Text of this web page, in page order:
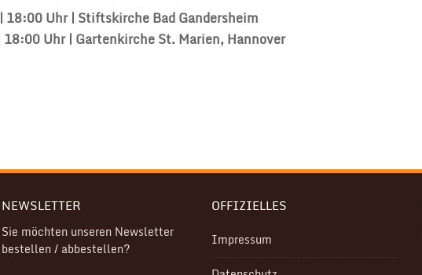
18:00 Uhr | Stiftskirche Bad Gandersheim
Uhr | Gartenkirche St. Marien, Hannover
NEWSLETTER
Sie möchten unseren Newsletter
bestellen / abbestellen?
OFFIZIELLES
Impressum